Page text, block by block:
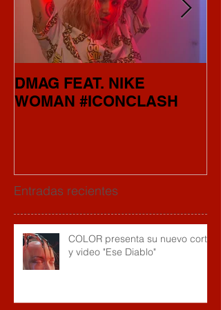
DMAG FEAT. NIKE
WOMAN #ICONCLASH
Entradas recientes
COLOR presenta su nuevo corte
y video "Ese Diablo"